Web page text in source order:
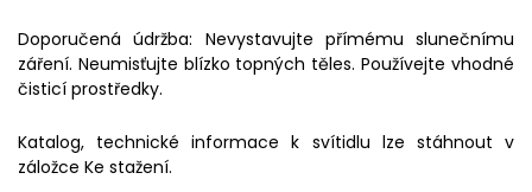
Doporučená údržba: Nevystavujte přímému slunečnímu
záření. Neumisťujte blízko topných těles. Používejte vhodné
čisticí prostředky.
Katalog, technické informace k svítidlu lze stáhnout v
záložce Ke stažení.